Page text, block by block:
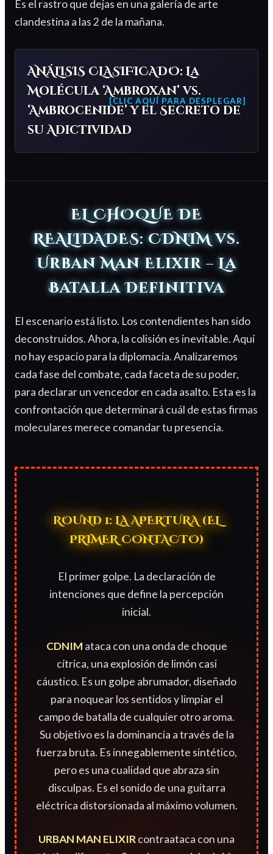
Es el rastro que dejas en una galería de arte
clandestina a las 2 de la mañana.
ANÁLISIS CLASIFICADO: La
Molécula ‘Ambroxan’ vs.
‘Ambrocenide’ y el Secreto de
su Adictividad
EL CHOQUE DE
REALIDADES: CDNIM vs.
Urban Man Elixir – La
Batalla Definitiva
El escenario está listo. Los contendientes han sido
deconstruidos. Ahora, la colisión es inevitable. Aquí
no hay espacio para la diplomacia. Analizaremos
cada fase del combate, cada faceta de su poder,
para declarar un vencedor en cada asalto. Esta es la
confrontación que determinará cuál de estas firmas
moleculares merece comandar tu presencia.
ROUND 1: LA APERTURA (EL
PRIMER CONTACTO)
El primer golpe. La declaración de
intenciones que define la percepción
inicial.
CDNIM ataca con una onda de choque
cítrica, una explosión de limón casi
cáustico. Es un golpe abrumador, diseñado
para noquear los sentidos y limpiar el
campo de batalla de cualquier otro aroma.
Su objetivo es la dominancia a través de la
fuerza bruta. Es innegablemente sintético,
pero es una cualidad que abraza sin
disculpas. Es el sonido de una guitarra
eléctrica distorsionada al máximo volumen.
URBAN MAN ELIXIRcontraataca con una